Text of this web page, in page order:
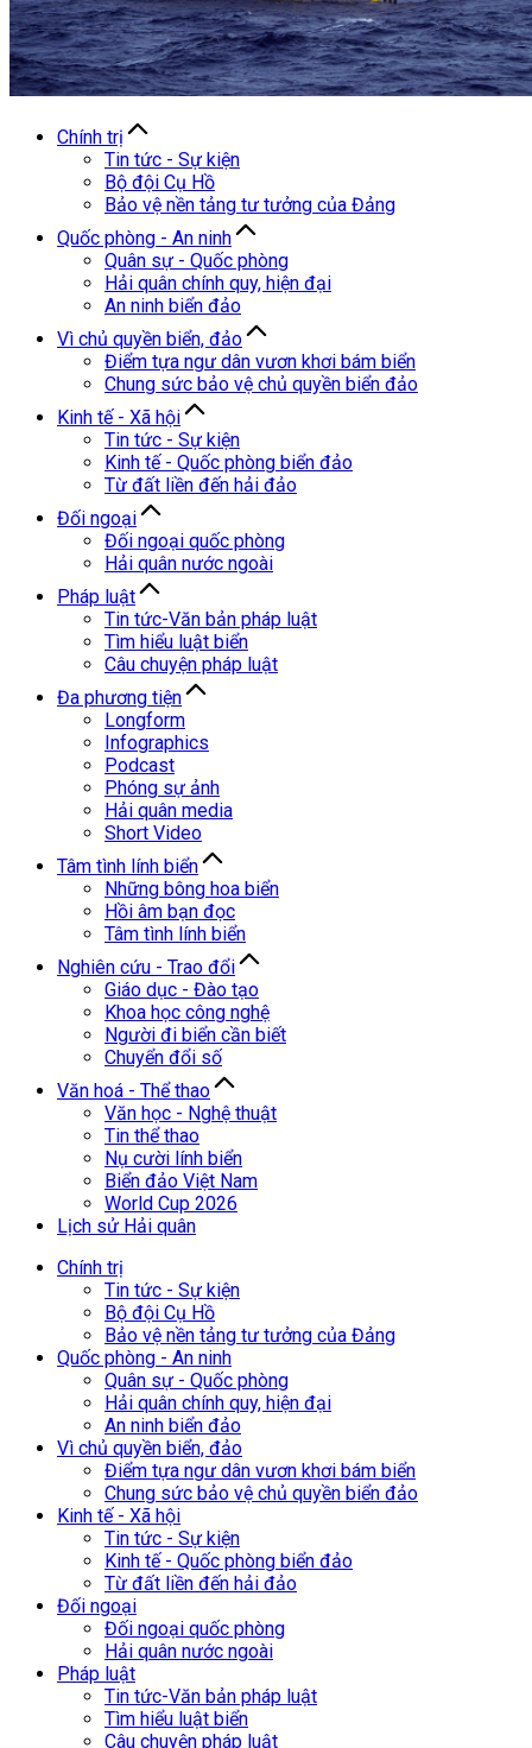
Chính trị
Tin tức - Sự kiện
Bộ đội Cụ Hồ
Bảo vệ nền tảng tư tưởng của Đảng
Quốc phòng - An ninh
Quân sự - Quốc phòng
Hải quân chính quy, hiện đại
An ninh biển đảo
Vì chủ quyền biển, đảo
Điểm tựa ngư dân vươn khơi bám biển
Chung sức bảo vệ chủ quyền biển đảo
Kinh tế - Xã hội
Tin tức - Sự kiện
Kinh tế - Quốc phòng biển đảo
Từ đất liền đến hải đảo
Đối ngoại
Đối ngoại quốc phòng
Hải quân nước ngoài
Pháp luật
Tin tức-Văn bản pháp luật
Tìm hiểu luật biển
Câu chuyện pháp luật
Đa phương tiện
Longform
Infographics
Podcast
Phóng sự ảnh
Hải quân media
Short Video
Tâm tình lính biển
Những bông hoa biển
Hồi âm bạn đọc
Tâm tình lính biển
Nghiên cứu - Trao đổi
Giáo dục - Đào tạo
Khoa học công nghệ
Người đi biển cần biết
Chuyển đổi số
Văn hoá - Thể thao
Văn học - Nghệ thuật
Tin thể thao
Nụ cười lính biển
Biển đảo Việt Nam
World Cup 2026
Lịch sử Hải quân
Chính trị
Tin tức - Sự kiện
Bộ đội Cụ Hồ
Bảo vệ nền tảng tư tưởng của Đảng
Quốc phòng - An ninh
Quân sự - Quốc phòng
Hải quân chính quy, hiện đại
An ninh biển đảo
Vì chủ quyền biển, đảo
Điểm tựa ngư dân vươn khơi bám biển
Chung sức bảo vệ chủ quyền biển đảo
Kinh tế - Xã hội
Tin tức - Sự kiện
Kinh tế - Quốc phòng biển đảo
Từ đất liền đến hải đảo
Đối ngoại
Đối ngoại quốc phòng
Hải quân nước ngoài
Pháp luật
Tin tức-Văn bản pháp luật
Tìm hiểu luật biển
Câu chuyện pháp luật